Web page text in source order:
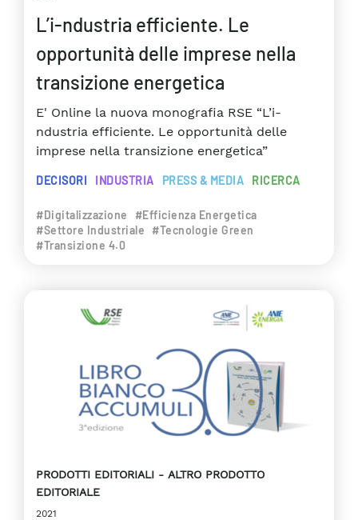
L’i-ndustria efficiente. Le
opportunità delle imprese nella
transizione energetica
E' Online la nuova monografia RSE “L’i-
ndustria efficiente. Le opportunità delle
imprese nella transizione energetica”
DECISORI INDUSTRIA PRESS & MEDIA RICERCA
#Digitalizzazione
#Efficienza Energetica
#Settore Industriale
#Tecnologie Green
#Transizione 4.0
PRODOTTI EDITORIALI
ALTRO PRODOTTO
EDITORIALE
2021